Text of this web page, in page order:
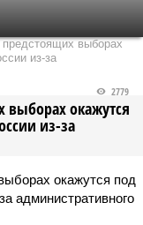
выборах
из-за
окажутся
из-за
2779